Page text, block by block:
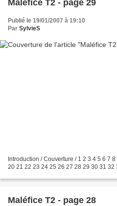
Maléfice T2 - page 29
Publié le 19/01/2007 à 19:10
Par SylvieS
Introduction / Couverture / 1 2 3 4 5 6 7
20 21 22 23 24 25 26 27 28 29 30 31
Maléfice T2 - page 28